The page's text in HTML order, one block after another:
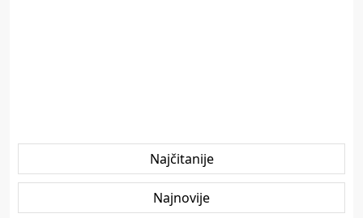
Najčitanije
Najnovije